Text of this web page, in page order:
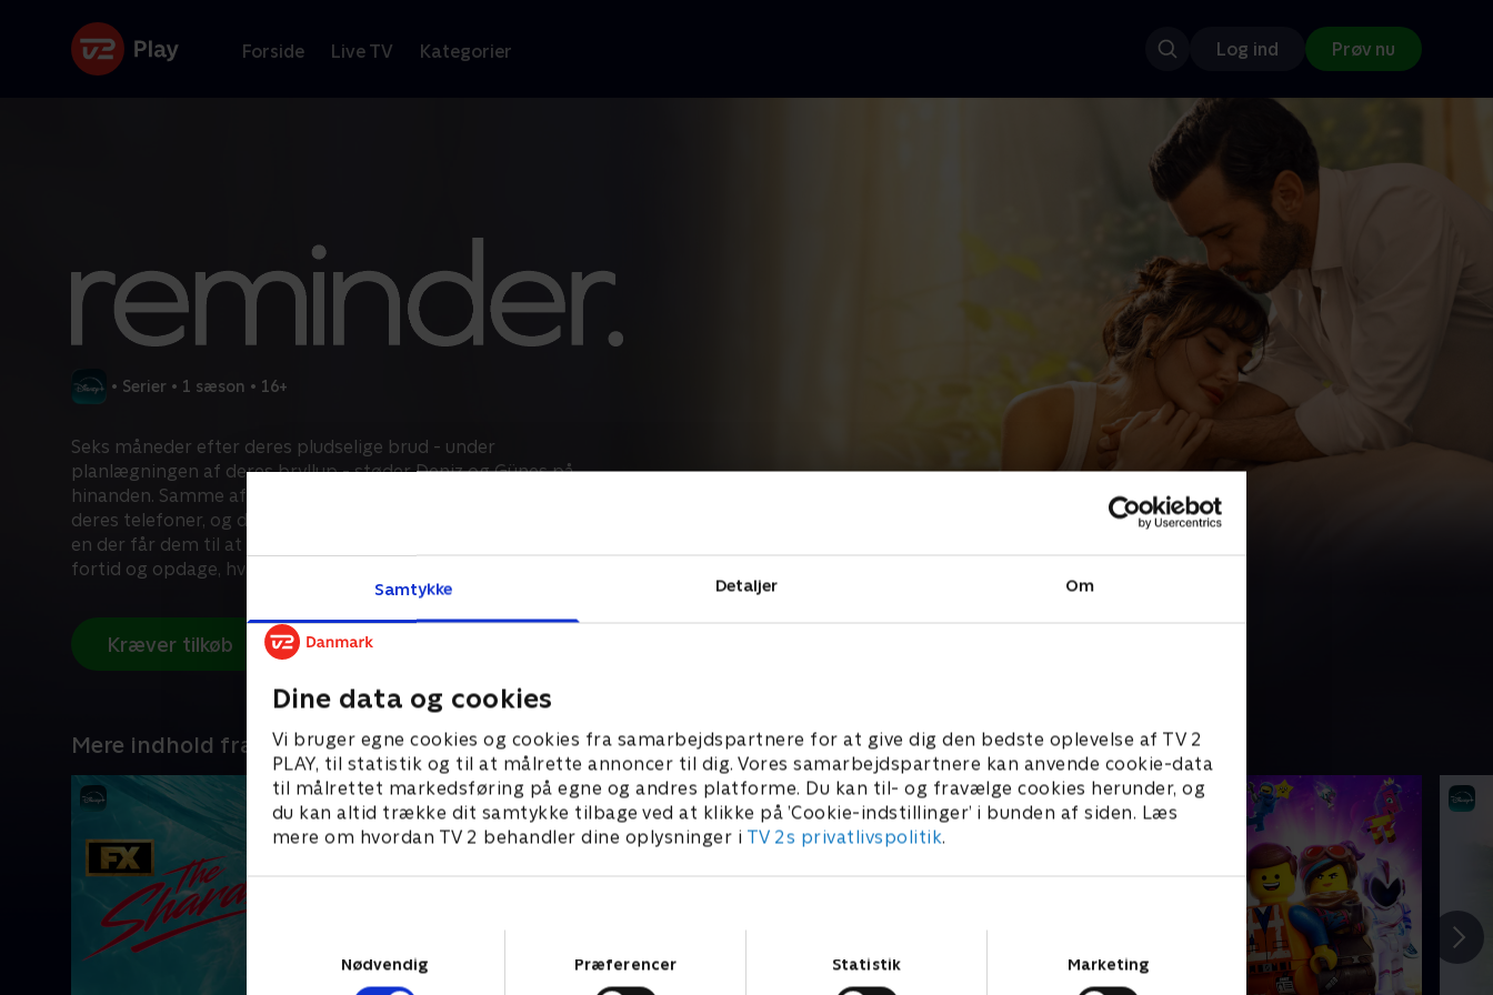
Samtykke Detaljer Om
Dine data og cookies
Vi bruger egne cookies og cookies fra samarbejdspartnere for at give dig den bedste oplevelse af TV 2
PLAY, til statistik og til at målrette annoncer til dig. Vores samarbejdspartnere kan anvende cookie-data
til målrettet markedsføring på egne og andres platforme. Du kan til- og fravælge cookies herunder, og
du kan altid trække dit samtykke tilbage ved at klikke på ’Cookie-indstillinger’ i bunden af siden. Læs
mere om hvordan TV 2 behandler dine oplysninger i TV 2s privatlivspolitik.
Nødvendig
Præferencer Statistik Marketing
Forside Live TV Kategorier Log ind Prøv nu
• Serier • 1 sæson • 16+
Seks måneder efter deres pludselige brud - under
planlægningen af deres bryllup - støder Deniz og Güneş på
hinanden. Samme aften dukker en mystisk besked op på begge
deres telefoner, og den fører dem ud på en livsændrende rejse -
en der får dem til at konfrontere de forsvundne brikker i deres
fortid og opdage, hvad kærlighed virkelig betyder.
Kræver tilkøb
Mere indhold fra Disney+